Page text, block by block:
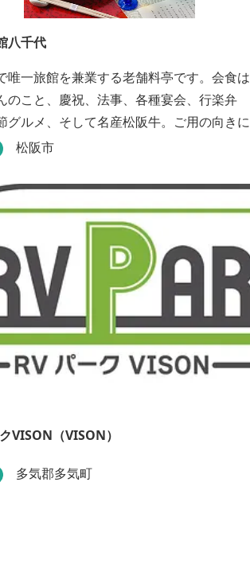
八千代
唯一旅館を兼業する老舗料亭です。会食は
のこと、慶祝、法事、各種宴会、行楽弁
グルメ、そして名産松阪牛。ご用の向きに
種お料理提供いたします。また、宿泊のご
で昔風情をお楽しみください。
松阪市
VISON（VISON）
多気郡多気町